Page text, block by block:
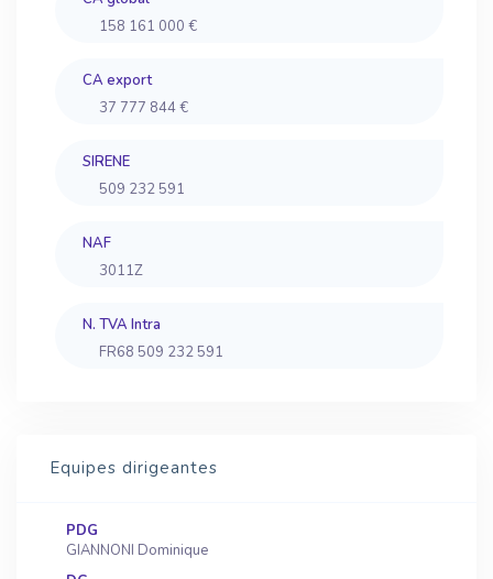
158 161 000 €
CA export
37 777 844 €
SIRENE
509 232 591
NAF
3011Z
N. TVA Intra
FR68 509 232 591
Equipes dirigeantes
PDG
GIANNONI Dominique